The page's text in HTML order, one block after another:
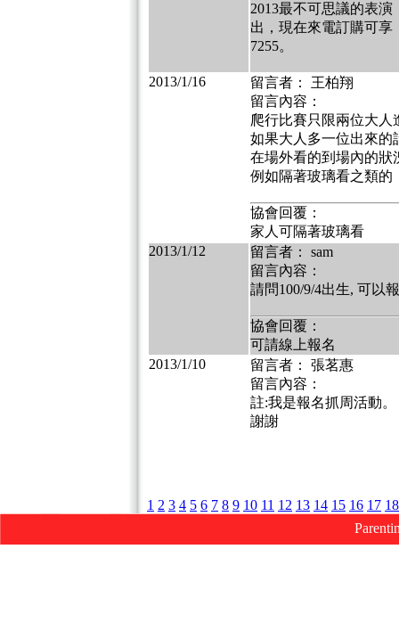
2013最不可思議的表
出，現在來電訂購可享
7255。
2013/1/16
留言者： 王柏翔
留言內容：
爬行比賽只限兩位大人
如果大人多一位出來的
在場外看的到場內的狀
例如隔著玻璃看之類的
協會回覆：
家人可隔著玻璃看
2013/1/12
留言者： sam
留言內容：
請問100/9/4出生, 可以
協會回覆：
可請線上報名
2013/1/10
留言者： 張茗惠
留言內容：
註:我是報名抓周活動。
謝謝
1 2 3 4 5 6 7 8 9 10 11 12 13 14 15 16 17 18